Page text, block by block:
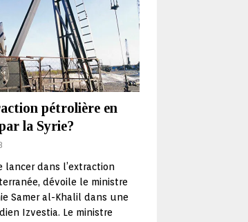
pétrolière en
la Syrie?
lancer dans l’extraction
dévoile le ministre
Samer al-Khalil dans une
Izvestia. Le ministre